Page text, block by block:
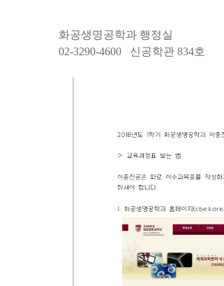
화공생명공학과 행정실
02-3290-4600 신공학관 834호